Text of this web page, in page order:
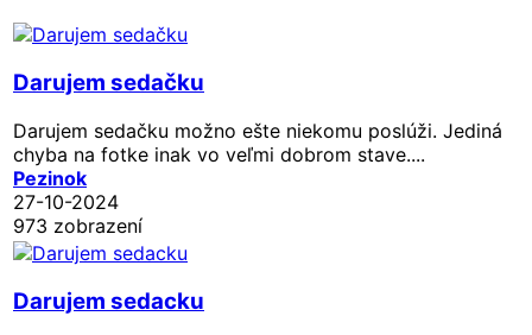
Darujem sedačku
Darujem sedačku možno ešte niekomu poslúži. Jediná
chyba na fotke inak vo veľmi dobrom stave....
Pezinok
27-10-2024
973 zobrazení
Darujem sedacku